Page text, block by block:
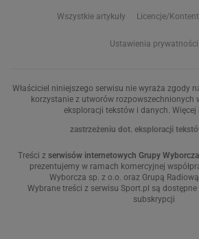
Wszystkie artykuły Licencje/Kontent
Ustawienia prywatności
Właściciel niniejszego serwisu nie wyraża zgody
korzystanie z utworów rozpowszechnionych
eksploracji tekstów i danych.
zastrzeżeniu dot. eksploracji
Treści z serwisów internetowych Grupy
prezentujemy w ramach komercyjnej
Wyborcza sp. z o.o. oraz Grupą
Wybrane treści z serwisu Sport.pl są
subskrypcji